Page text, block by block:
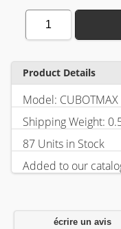
1
Product Details
Model: CUBOTMAX
Shipping Weight:
87 Units in Stock
Added to our
écrire un avis